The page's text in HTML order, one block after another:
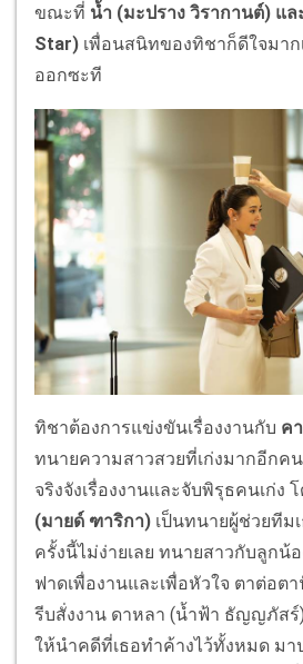
ขณะที่ น้ำ (มะปราง วิรากานต์) แล
Star) เพื่อนสนิทของทิชาก็ดีใจมา
ออกซะที
ทิชาต้องการแข่งขันเรื่องงานกับ ค
ทนายความสาวสวยที่เก่งมากอีกค
จริงจังเรื่องงานและจับพิรุธคนเก่ง
(มายด์ ฑาริกา) เป็นทนายผู้ช่วยทีม
ครั้งนี้ไม่ง่ายเลย ทนายสาวกับลูกน้
ฟาดเพื่องานและเพื่อหัวใจ ตาต่อ
รีบสั่งงาน ดาหลา (น้ำฟ้า ธัญญภัสร์
ให้นำคดีที่เธอทำค้างไว้ทั้งหมด ม